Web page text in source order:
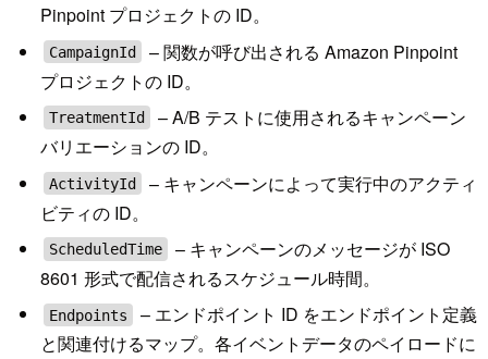
Pinpoint プロジェクトの ID。
CampaignId
– 関数が呼び出される Amazon Pinpoint
プロジェクトの ID。
TreatmentId
– A/B テストに使用されるキャンペーン
バリエーションの ID。
ActivityId
– キャンペーンによって実行中のアクティ
ビティの ID。
ScheduledTime
– キャンペーンのメッセージが ISO
8601 形式で配信されるスケジュール時間。
Endpoints
– エンドポイント ID をエンドポイント定義
と関連付けるマップ。各イベントデータのペイロードに